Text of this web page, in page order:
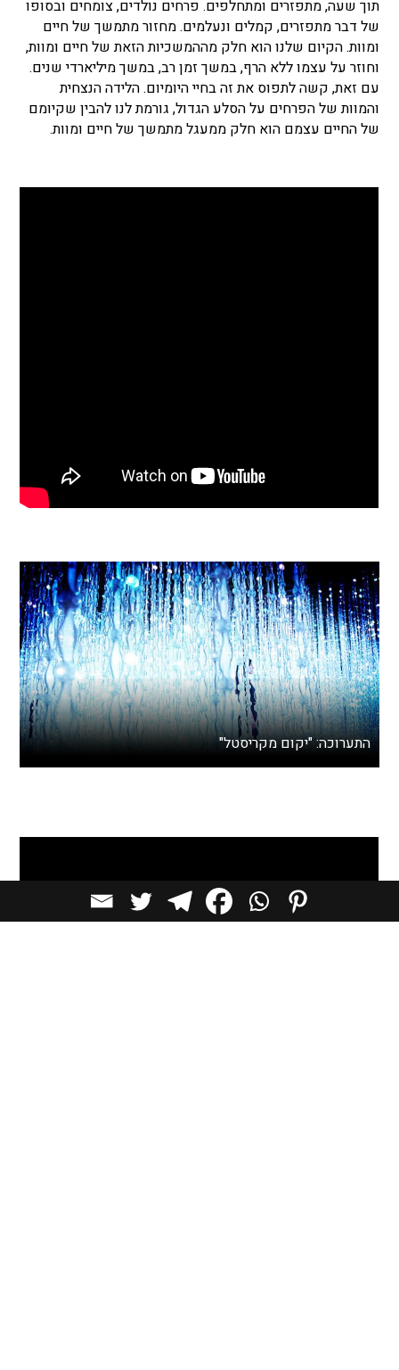
תוך שעה, מתפזרים ומתחלפים. פרחים נולדים, צומחים ובסופו
של דבר מתפזרים, קמלים ונעלמים. מחזור מתמשך של חיים
ומוות. הקיום שלנו הוא חלק מההמשכיות הזאת של חיים ומוות,
וחוזר על עצמו ללא הרף, במשך זמן רב, במשך מיליארדי שנים.
עם זאת, קשה לתפוס את זה בחיי היומיום. הלידה הנצחית
והמוות של הפרחים על הסלע הגדול, גורמת לנו להבין שקיומם
של החיים עצמם הוא חלק ממעגל מתמשך של חיים ומוות.
התערוכה: "יקום מקריסטל"